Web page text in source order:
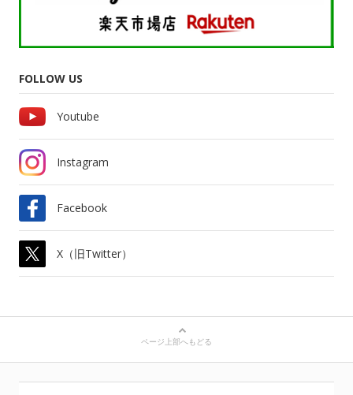
FOLLOW US
Youtube
Instagram
Facebook
X（旧Twitter）
ページ上部へもどる